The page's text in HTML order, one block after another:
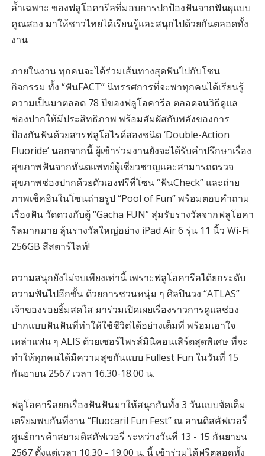
ล้ำเฉพาะ ของฟลูโอคารีลที่มอบการปกป้องฟันจากฟันผุแบบ
คูณสอง มาให้ชาวไทยได้เรียนรู้และสนุกไปด้วยกันตลอดทั้ง
งาน
ภายในงาน ทุกคนจะได้ร่วมเส้นทางสุดฟันไปกับโซน
กิจกรรม ทั้ง “ฟันFACT” นิทรรศการที่จะพาทุกคนได้เรียนรู้
ความเป็นมาตลอด 78 ปีของฟลูโอคารีล ตลอดจนวิธีดูแล
ช่องปากให้มีประสิทธิภาพ พร้อมสัมผัสกับพลังของการ
ป้องกันฟันด้วยสารฟลูโอไรด์สองชนิด ‘Double-Action
Fluoride’ นอกจากนี้ ผู้เข้าร่วมงานยังจะได้รับคำปรึกษาเรื่อง
สุขภาพฟันจากทันตแพทย์ผู้เชี่ยวชาญและสามารถตรวจ
สุขภาพช่องปากด้วยตัวเองฟรีที่โซน “ฟันCheck” และถ่าย
ภาพเช็คอินในโซนถ่ายรูป “Pool of Fun” พร้อมตอบคำถาม
เรื่องฟัน วัดดวงกับตู้ “Gacha FUN” สุ่มรับรางวัลจากฟลูโอคา
รีลมากมาย ลุ้นรางวัลใหญ่อย่าง iPad Air 6 รุ่น 11 นิ้ว Wi-Fi
256GB สีสตาร์ไลท์!
ความสนุกยังไม่จบเพียงเท่านี้ เพราะฟลูโอคารีลได้ยกระดับ
ความฟันไปอีกขั้น ด้วยการชวนหนุ่ม ๆ ศิลปินวง “ATLAS”
เจ้าของรอยยิ้มสดใส มาร่วมเปิดเผยเรื่องราวการดูแลช่อง
ปากแบบฟันฟันที่ทำให้ใช้ชีวิตได้อย่างเต็มที่ พร้อมเอาใจ
เหล่าแฟน ๆ ALIS ด้วยเซอร์ไพรส์มินิคอนเสิร์ตสุดพิเศษ ที่จะ
ทำให้ทุกคนได้มีความสุขกันแบบ Fullest Fun ในวันที่ 15
กันยายน 2567 เวลา 16.30-18.00 น.
ฟลูโอคารีลยกเรื่องฟันฟันมาให้สนุกกันทั้ง 3 วันแบบจัดเต็ม
เตรียมพบกันที่งาน “Fluocaril Fun Fest” ณ ลานดิสคัฟเวอรี่
ศูนย์การค้าสยามดิสคัฟเวอรี่ ระหว่างวันที่ 13 - 15 กันยายน
2567 ตั้งแต่เวลา 10.30 - 19.00 น. นี้ เข้าร่วมได้ฟรีตลอดทั้ง